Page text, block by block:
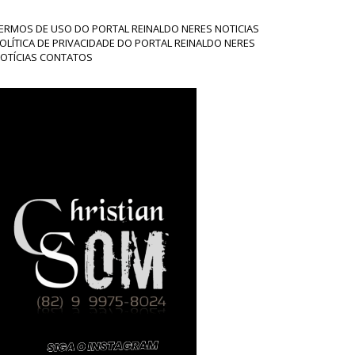
DE USO DO PORTAL REINALDO NERES NOTICIAS
DE PRIVACIDADE DO PORTAL REINALDO NERES
CONTATOS